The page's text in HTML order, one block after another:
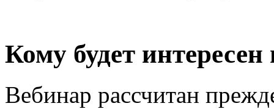
Кому будет интересен
Вебинар рассчитан